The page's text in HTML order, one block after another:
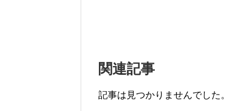
関連記事
記事は見つかりませんでした。